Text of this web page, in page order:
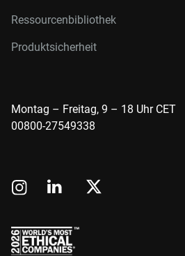
Ressourcenbibliothek
Produktsicherheit
Montag – Freitag, 9 – 18 Uhr CET
00800-27549338